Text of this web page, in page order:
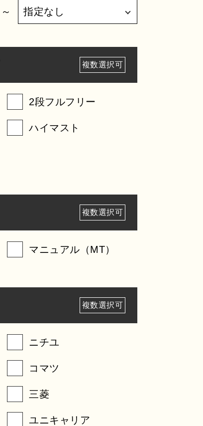
～
複数選択可
2段フルフリー
ハイマスト
複数選択可
マニュアル（MT）
複数選択可
ニチユ
コマツ
三菱
ユニキャリア